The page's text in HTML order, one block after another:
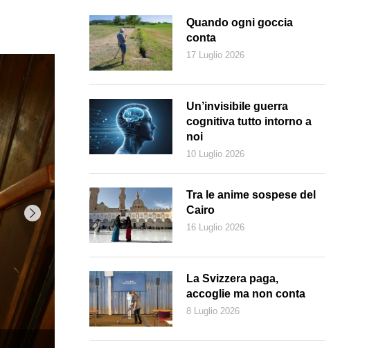
Quando ogni goccia
conta
17 Luglio 2026
Un’invisibile guerra
cognitiva tutto intorno a
noi
10 Luglio 2026
Tra le anime sospese del
Cairo
16 Luglio 2026
La Svizzera paga,
accoglie ma non conta
8 Luglio 2026